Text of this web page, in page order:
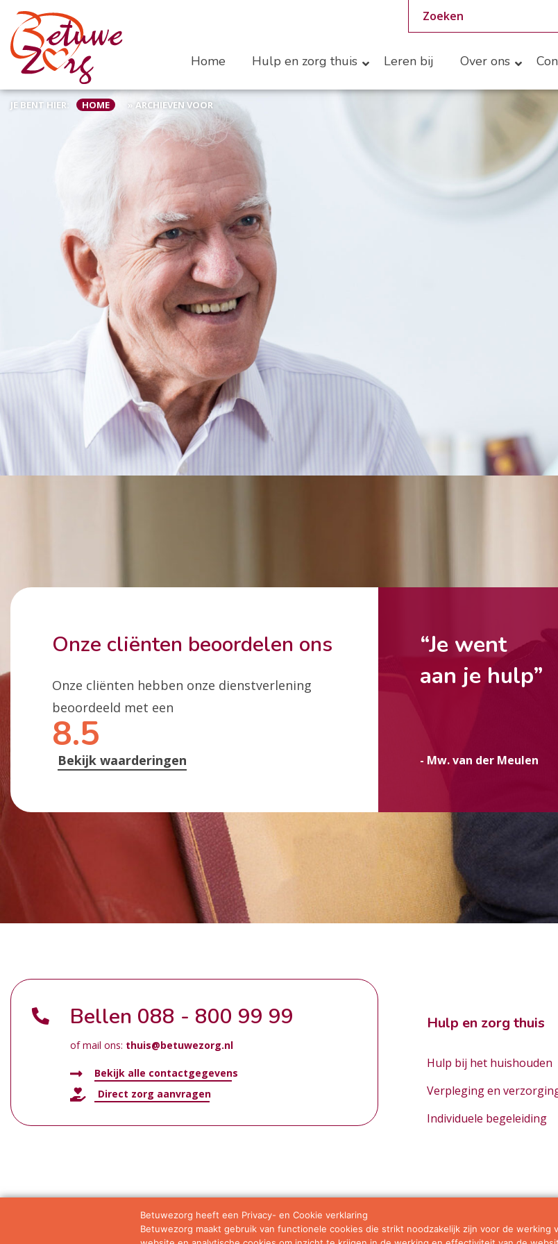
Home Hulp en zorg thuis Leren bij Over ons
JE BENT HIER: HOME » ARCHIEVEN VOOR
Onze cliënten beoordelen ons
Onze cliënten hebben onze dienstverlening
beoordeeld met een
8.5
Bekijk waarderingen
“Je went
aan je hulp”
- Mw. van der Meulen
Bellen 088 - 800 99 99
of mail ons: thuis@betuwezorg.nl
Bekijk alle contactgegevens
Direct zorg aanvragen
Hulp en zorg thuis
Hulp bij het huishouden
Verpleging en
Individuele begeleiding
Privacy statement Algemene voorwaarden
Betuwezorg heeft een Privacy- en Cookie verklaring
Betuwezorg maakt gebruik van functionele cookies die strikt noodzakelijk zijn voor de werking